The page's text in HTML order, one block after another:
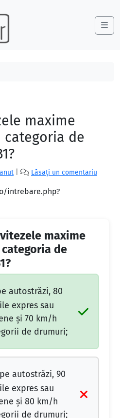
maxime
de
Lăsați un comentariu
intrebare.php?
maxime
de
autostrăzi, 80
expres sau
şi 70 km/h
de drumuri;
autostrăzi, 90
expres sau
şi 80 km/h
de drumuri;